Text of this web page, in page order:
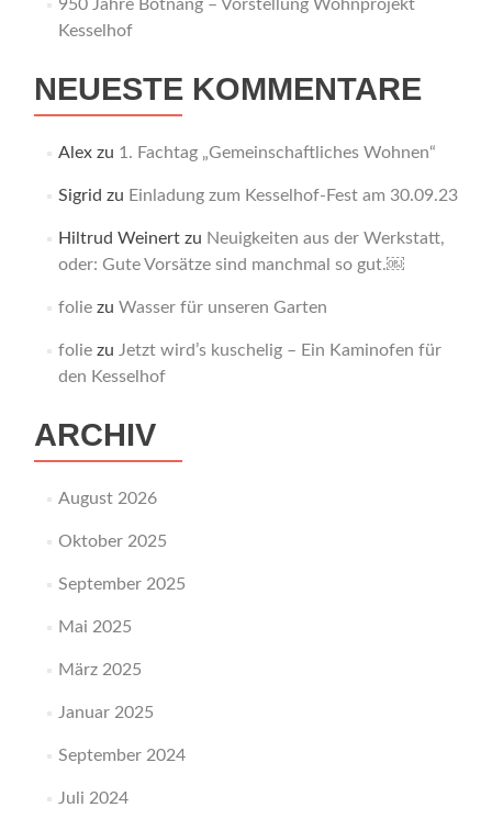
950 Jahre Botnang – Vorstellung Wohnprojekt
Kesselhof
NEUESTE KOMMENTARE
Alexzu 1. Fachtag „Gemeinschaftliches Wohnen“
Sigrid zu Einladung zum Kesselhof-Fest am 30.09.23
Hiltrud Weinertzu Neuigkeiten aus der Werkstatt,
oder: Gute Vorsätze sind manchmal so gut.￼
foliezu Wasser für unseren Garten
foliezu Jetzt wird’s kuschelig – Ein Kaminofen für
den Kesselhof
ARCHIV
August 2026
Oktober 2025
September 2025
Mai 2025
März 2025
Januar 2025
September 2024
Juli 2024